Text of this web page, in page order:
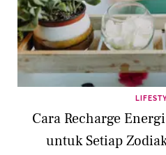
Cara Recharge
untuk Setiap